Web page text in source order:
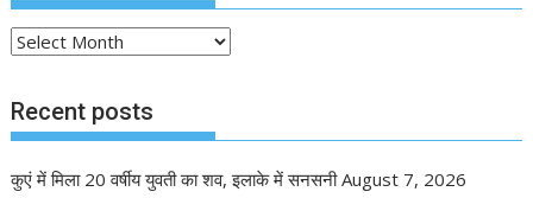
Post
Recent posts
कुएं में मिला 20 वर्षीय युवती का शव, इलाके में सनसनी August 7, 2026